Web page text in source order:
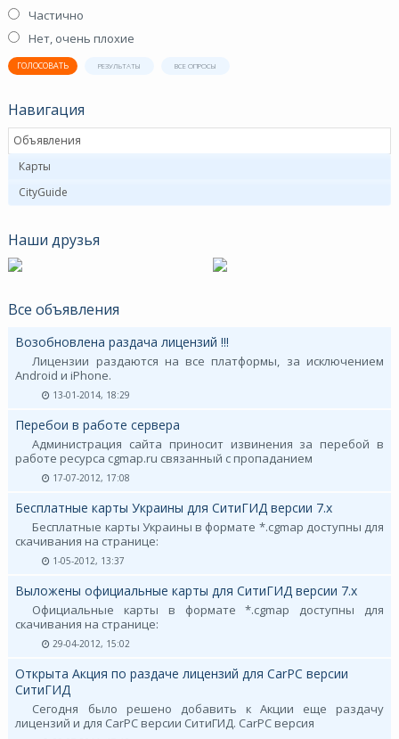
Частично
Нет, очень плохие
ГОЛОСОВАТЬ РЕЗУЛЬТАТЫ ВСЕ ОПРОСЫ
Навигация
Объявления
Карты
CityGuide
Наши друзья
Все объявления
Возобновлена раздача лицензий !!!
Лицензии раздаются на все платформы, за исключением
Android и iPhone.
13-01-2014, 18:29
Перебои в работе сервера
Администрация сайта приносит извинения за перебой в
работе ресурса cgmap.ru связанный с пропаданием
17-07-2012, 17:08
Бесплатные карты Украины для СитиГИД версии 7.х
Бесплатные карты Украины в формате *.cgmap доступны для
скачивания на странице:
1-05-2012, 13:37
Выложены официальные карты для СитиГИД версии 7.х
Официальные карты в формате *.cgmap доступны для
скачивания на странице:
29-04-2012, 15:02
Открыта Акция по раздаче лицензий для CarPC версии
СитиГИД
Сегодня было решено добавить к Акции еще раздачу
лицензий и для CarPC версии СитиГИД. CarPC версия